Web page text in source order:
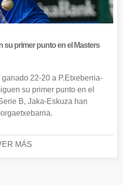
su primer punto en el Masters
22-20 a P.Etxeberria-
su primer punto en el
B, Jaka-Eskuza han
MÁS